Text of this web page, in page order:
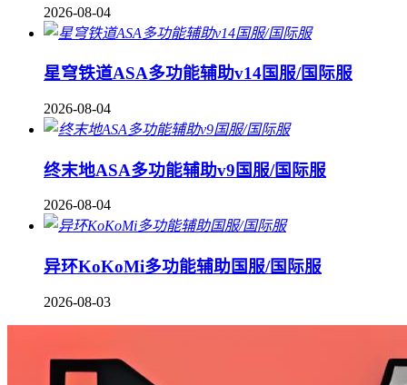
2026-08-04
星穹铁道ASA多功能辅助v14国服/国际服
2026-08-04
终末地ASA多功能辅助v9国服/国际服
2026-08-04
异环KoKoMi多功能辅助国服/国际服
2026-08-03